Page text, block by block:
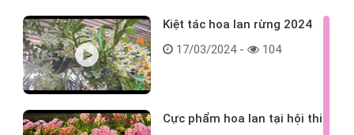
Kiệt tác hoa lan rừng 2024
17/03/2024 -
104
Cực phẩm hoa lan tại hội thi